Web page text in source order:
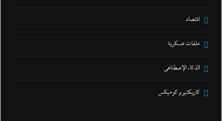
اقتصاد
ملفات عسكرية
الذكاء الإصطناعي
كاريكتير و كوميكس